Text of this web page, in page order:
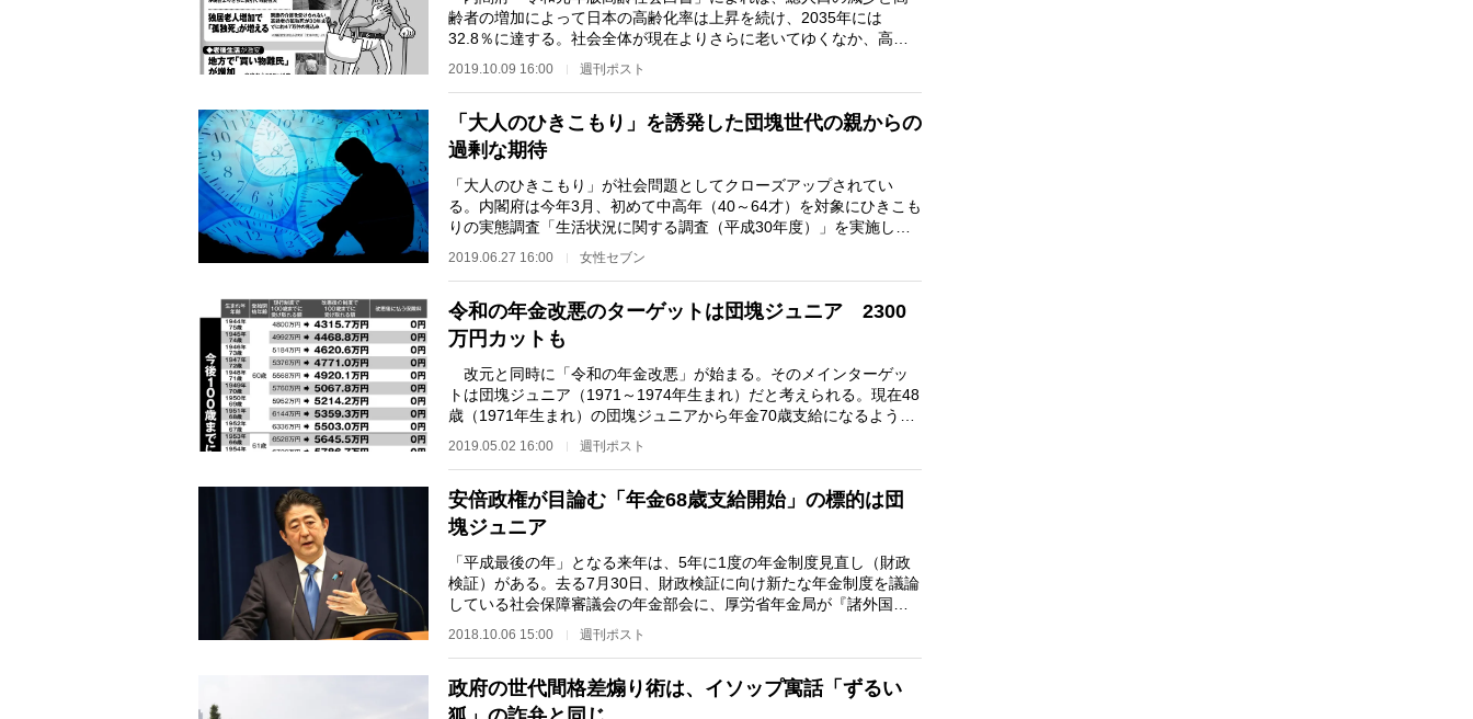
齢者の増加によって日本の高齢化率は上昇を続け、2035年には
32.8％に達する。社会全体が現在よりさらに老いてゆくなか、高齢
者を取り巻く環境はより…
2019.10.09 16:00 週刊ポスト
「大人のひきこもり」を誘発した団塊世代の親からの
過剰な期待
「大人のひきこもり」が社会問題としてクローズアップされてい
る。内閣府は今年3月、初めて中高年（40～64才）を対象にひきこも
りの実態調査「生活状況に関する調査（平成30年度）」を実施し、
中高年のひきこもりが…
2019.06.27 16:00 女性セブン
令和の年金改悪のターゲットは団塊ジュニア 2300
万円カットも
改元と同時に「令和の年金改悪」が始まる。そのメインターゲッ
トは団塊ジュニア（1971～1974年生まれ）だと考えられる。現在48
歳（1971年生まれ）の団塊ジュニアから年金70歳支給になるよう
に、支給開始年齢を68…
2019.05.02 16:00 週刊ポスト
安倍政権が目論む「年金68歳支給開始」の標的は団
塊ジュニア
「平成最後の年」となる来年は、5年に1度の年金制度見直し（財政
検証）がある。去る7月30日、財政検証に向け新たな年金制度を議論
している社会保障審議会の年金部会に、厚労省年金局が『諸外国の
年金制度の動向につ…
2018.10.06 15:00 週刊ポスト
政府の世代間格差煽り術は、イソップ寓話「ずるい